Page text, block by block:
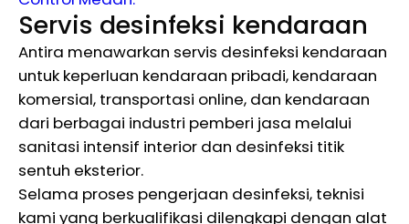
Servis desinfeksi kendaraan
Antira menawarkan servis desinfeksi kendaraan
untuk keperluan kendaraan pribadi, kendaraan
komersial, transportasi online, dan kendaraan
dari berbagai industri pemberi jasa melalui
sanitasi intensif interior dan desinfeksi titik
sentuh eksterior.
Selama proses pengerjaan desinfeksi, teknisi
kami yang berkualifikasi dilengkapi dengan alat